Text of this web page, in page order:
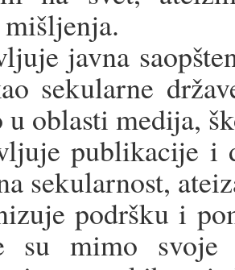
javna
sekularne
u oblasti medija,
publikacije i
sekularnost,
podršku i
su mimo svoje